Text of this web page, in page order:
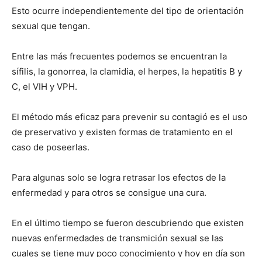
Esto ocurre independientemente del tipo de orientación
sexual que tengan.
Entre las más frecuentes podemos se encuentran la
sífilis, la gonorrea, la clamidia, el herpes, la hepatitis B y
C, el VIH y VPH.
El método más eficaz para prevenir su contagió es el uso
de preservativo y existen formas de tratamiento en el
caso de poseerlas.
Para algunas solo se logra retrasar los efectos de la
enfermedad y para otros se consigue una cura.
En el último tiempo se fueron descubriendo que existen
nuevas enfermedades de transmición sexual se las
cuales se tiene muy poco conocimiento y hoy en día son